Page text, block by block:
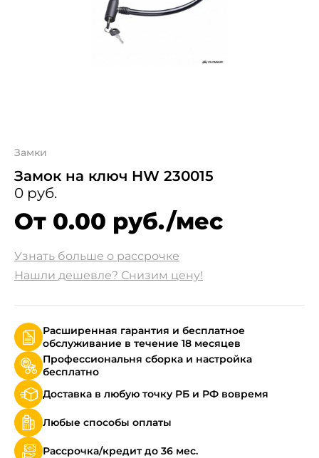
Замки
Замок на ключ HW 230015
0 руб.
От 0.00 руб./мес
Узнать больше о рассрочке
Нашли дешевле? Снизим цену!
Расширенная гарантия и бесплатное
обслуживание в течение 18 месяцев
Профессиональня сборка и настройка
бесплатно
Доставка в любую точку РБ и РФ вовремя
Любые способы оплаты
Рассрочка/кредит до 36 мес.